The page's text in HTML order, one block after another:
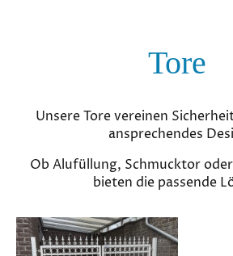
Tore
Unsere Tore vereinen
ansprechendes
Ob Alufüllung, Schmucktor
bieten die passende